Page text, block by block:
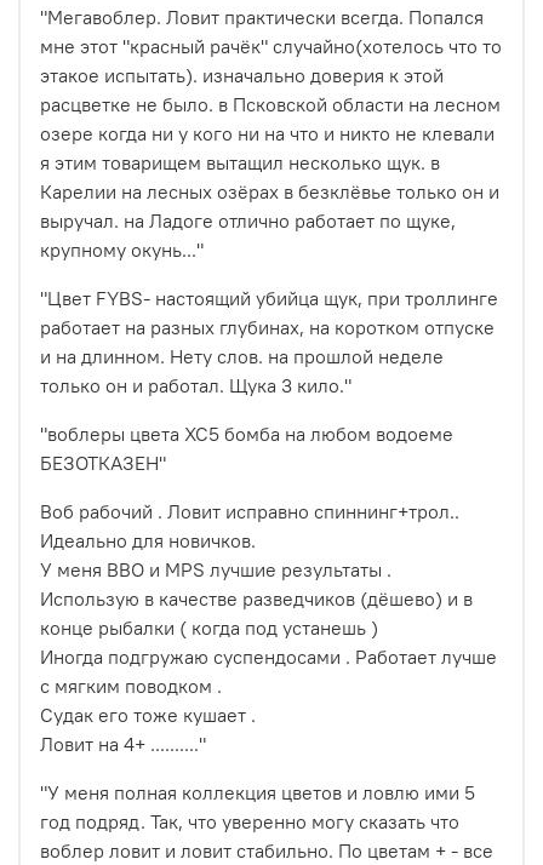
"Мегавоблер. Ловит практически всегда. Попался
мне этот "красный рачёк" случайно(хотелось что то
этакое испытать). изначально доверия к этой
расцветке не было. в Псковской области на лесном
озере когда ни у кого ни на что и никто не клевали
я этим товарищем вытащил несколько щук. в
Карелии на лесных озёрах в безклёвье только он и
выручал. на Ладоге отлично работает по щуке,
крупному окунь..."
"Цвет FYBS- настоящий убийца щук, при троллинге
работает на разных глубинах, на коротком отпуске
и на длинном. Нету слов. на прошлой неделе
только он и работал. Щука 3 кило."
"воблеры цвета ХС5 бомба на любом водоеме
БЕЗОТКАЗЕН"
Воб рабочий . Ловит исправно спиннинг+трол..
Идеально для новичков.
У меня BBO и MPS лучшие результаты .
Использую в качестве разведчиков (дёшево) и в
конце рыбалки ( когда под устанешь )
Иногда подгружаю суспендосами . Работает лучше
с мягким поводком .
Судак его тоже кушает .
Ловит на 4+ .........."
"У меня полная коллекция цветов и ловлю ими 5
год подряд. Так, что уверенно могу сказать что
воблер ловит и ловит стабильно. По цветам + - все